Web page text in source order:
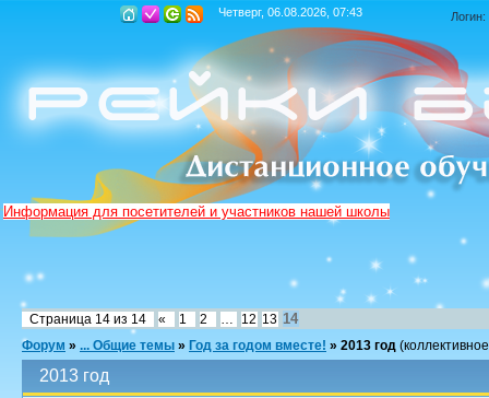
Четверг, 06.08.2026, 07:43 Логин:
Информация для посетителей и участников нашей школы
Страница 14 из 14 « 1 2 12 13 14
Форум » ... Общие темы » Год за годом вместе! » 2013 год
2013 год